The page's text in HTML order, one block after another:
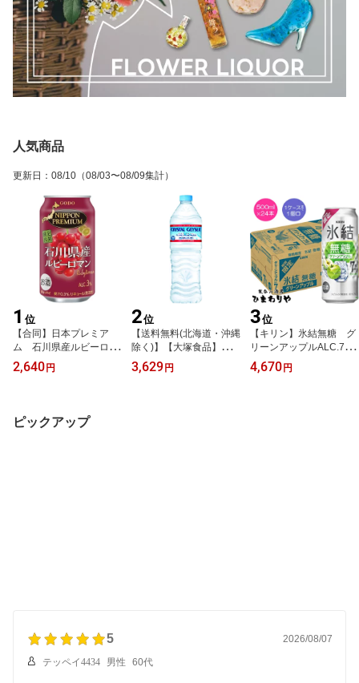
人気商品
更新日 ： 08/10 （08/03〜08/09集計）
1 位
【合同】日本プレミア
ム 石川県産ルビーロマ
ン 350ml×24本
2,640 円
2位
【送料無料(北海道・沖縄
除く)】【大塚食品】クリ
スタルガイザー 700ml
×24本【正規品】
3,629 円
3位
【キリン】氷結無糖 グ
リーンアップルALC.7％
500ml×24本【期間限
定】
4,670 円
ピックアップ
5 2026/08/07
テッペイ4434 男性 60代